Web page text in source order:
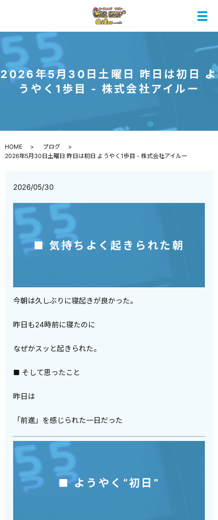
メ
2026年5月30日土曜日 昨日は初日 よ
うやく1歩目 - 株式会社アイルー
HOME
ブログ
2026年5月30日土曜日 昨日は初日 ようやく1歩目 - 株式会社アイルー
2026/05/30
■ 気持ちよく起きられた朝
今朝は久しぶりに寝起きが良かった。
昨日も24時前に寝たのに
なぜかスッと起きられた。
■ そして思ったこと
昨日は
「前進」を感じられた一日だった
■ ようやく“初日”